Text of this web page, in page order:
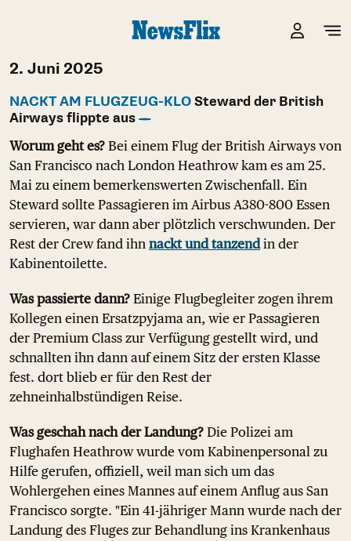
2. Juni 2025
NACKT AM FLUGZEUG-KLO Steward der British
Airways flippte aus
Worum geht es? Bei einem Flug der British Airways von
San Francisco nach London Heathrow kam es am 25.
Mai zu einem bemerkenswerten Zwischenfall. Ein
Steward sollte Passagieren im Airbus A380-800 Essen
servieren, war dann aber plötzlich verschwunden. Der
Rest der Crew fand ihn nackt und tanzendin der
Kabinentoilette.
Was passierte dann? Einige Flugbegleiter zogen ihrem
Kollegen einen Ersatzpyjama an, wie er Passagieren
der Premium Class zur Verfügung gestellt wird, und
schnallten ihn dann auf einem Sitz der ersten Klasse
fest. dort blieb er für den Rest der
zehneinhalbstündigen Reise.
Was geschah nach der Landung? Die Polizei am
Flughafen Heathrow wurde vom Kabinenpersonal zu
Hilfe gerufen, offiziell, weil man sich um das
Wohlergehen eines Mannes auf einem Anflug aus San
Francisco sorgte. "Ein 41-jähriger Mann wurde nach der
Landung des Fluges zur Behandlung ins Krankenhaus